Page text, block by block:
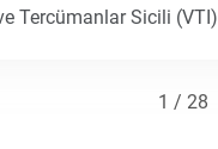
Tercümanlar Sicili (VTI)
1 / 28